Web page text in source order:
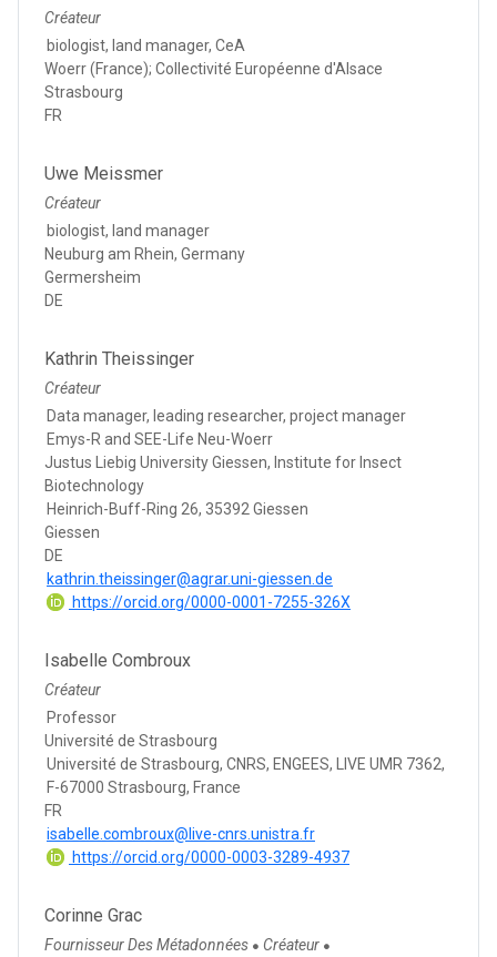
Créateur
biologist, land manager, CeA
Woerr (France); Collectivité Européenne d'Alsace
Strasbourg
FR
Uwe Meissmer
Créateur
biologist, land manager
Neuburg am Rhein, Germany
Germersheim
DE
Kathrin Theissinger
Créateur
Data manager, leading researcher, project manager
Emys-R and SEE-Life Neu-Woerr
Justus Liebig University Giessen, Institute for Insect
Biotechnology
Heinrich-Buff-Ring 26, 35392 Giessen
Giessen
DE
kathrin.theissinger@agrar.uni-giessen.de
https://orcid.org/0000-0001-7255-326X
Isabelle Combroux
Créateur
Professor
Université de Strasbourg
Université de Strasbourg, CNRS, ENGEES, LIVE UMR 7362,
F-67000 Strasbourg, France
FR
isabelle.combroux@live-cnrs.unistra.fr
https://orcid.org/0000-0003-3289-4937
Corinne Grac
Fournisseur Des Métadonnées ● Créateur ●